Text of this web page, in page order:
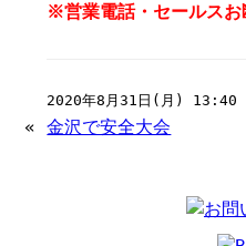
※営業電話・セールスお
2020年8月31日(月) 13:40
«金沢で安全大会